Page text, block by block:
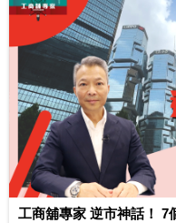
工商舖專家 逆市神話！ 7